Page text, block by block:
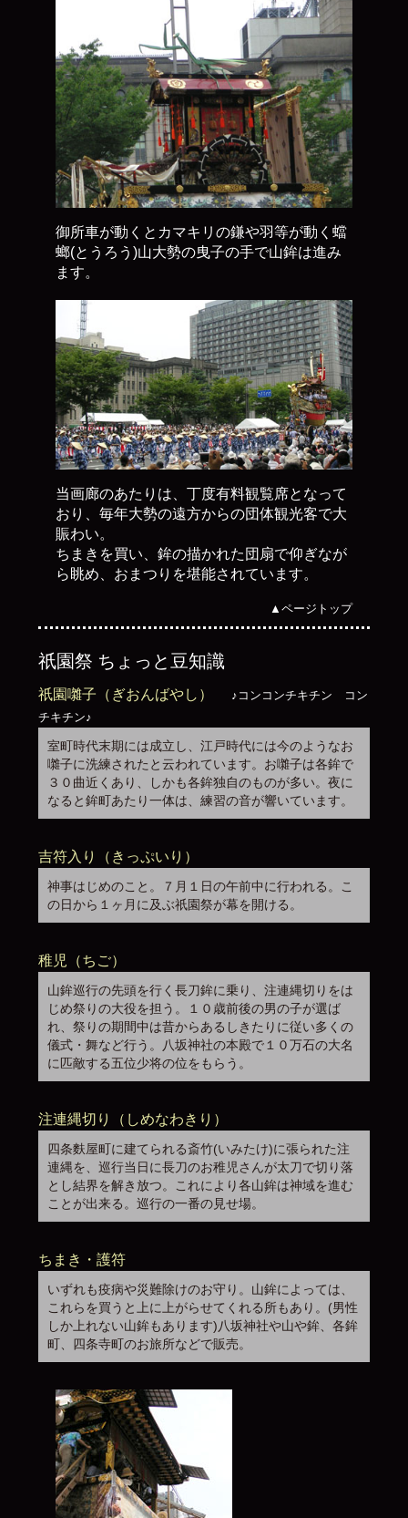
御所車が動くとカマキリの鎌や羽等が動く蟷
螂(とうろう)山大勢の曳子の手で山鉾は進み
ます。
当画廊のあたりは、丁度有料観覧席となって
おり、毎年大勢の遠方からの団体観光客で大
賑わい。
ちまきを買い、鉾の描かれた団扇で仰ぎなが
ら眺め、おまつりを堪能されています。
▲ページトップ
祇園祭 ちょっと豆知識
祇園囃子（ぎおんばやし）
♪コンコンチキチン コン
チキチン♪
室町時代末期には成立し、江戸時代には今のようなお
囃子に洗練されたと云われています。お囃子は各鉾で
３０曲近くあり、しかも各鉾独自のものが多い。夜に
なると鉾町あたり一体は、練習の音が響いています。
吉符入り（きっぷいり）
神事はじめのこと。７月１日の午前中に行われる。こ
の日から１ヶ月に及ぶ祇園祭が幕を開ける。
稚児（ちご）
山鉾巡行の先頭を行く長刀鉾に乗り、注連縄切りをは
じめ祭りの大役を担う。１０歳前後の男の子が選ば
れ、祭りの期間中は昔からあるしきたりに従い多くの
儀式・舞など行う。八坂神社の本殿で１０万石の大名
に匹敵する五位少将の位をもらう。
注連縄切り（しめなわきり）
四条麩屋町に建てられる斎竹(いみたけ)に張られた注
連縄を、巡行当日に長刀のお稚児さんが太刀で切り落
とし結界を解き放つ。これにより各山鉾は神域を進む
ことが出来る。巡行の一番の見せ場。
ちまき・護符
いずれも疫病や災難除けのお守り。山鉾によっては、
これらを買うと上に上がらせてくれる所もあり。(男性
しか上れない山鉾もあります)八坂神社や山や鉾、各鉾
町、四条寺町のお旅所などで販売。